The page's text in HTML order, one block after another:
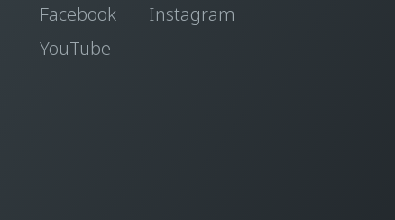
Facebook
Instagram
YouTube